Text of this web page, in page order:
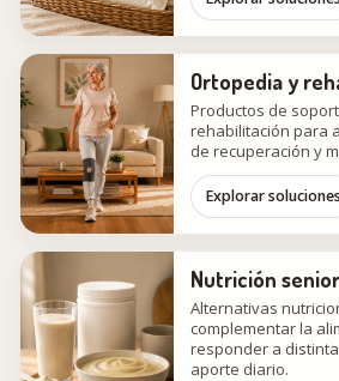
Ortopedia y
Productos de
rehabilitación para
de recuperación y
Explorar soluciones
Nutrición senior
Alternativas
complementar la
responder a
aporte diario.